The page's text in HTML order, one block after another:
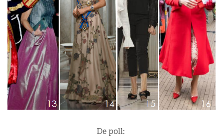
De poll: